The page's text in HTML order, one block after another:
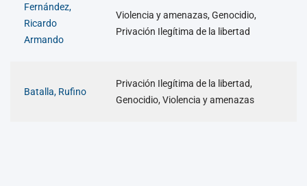
Fernández,
Ricardo
Armando
Violencia y amenazas, Genocidio,
Privación Ilegítima de la libertad
Batalla, Rufino
Privación Ilegítima de la libertad,
Genocidio, Violencia y amenazas